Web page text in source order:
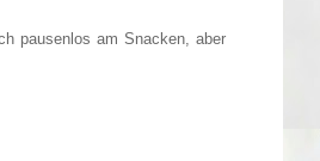
pausenlos am Snacken, aber